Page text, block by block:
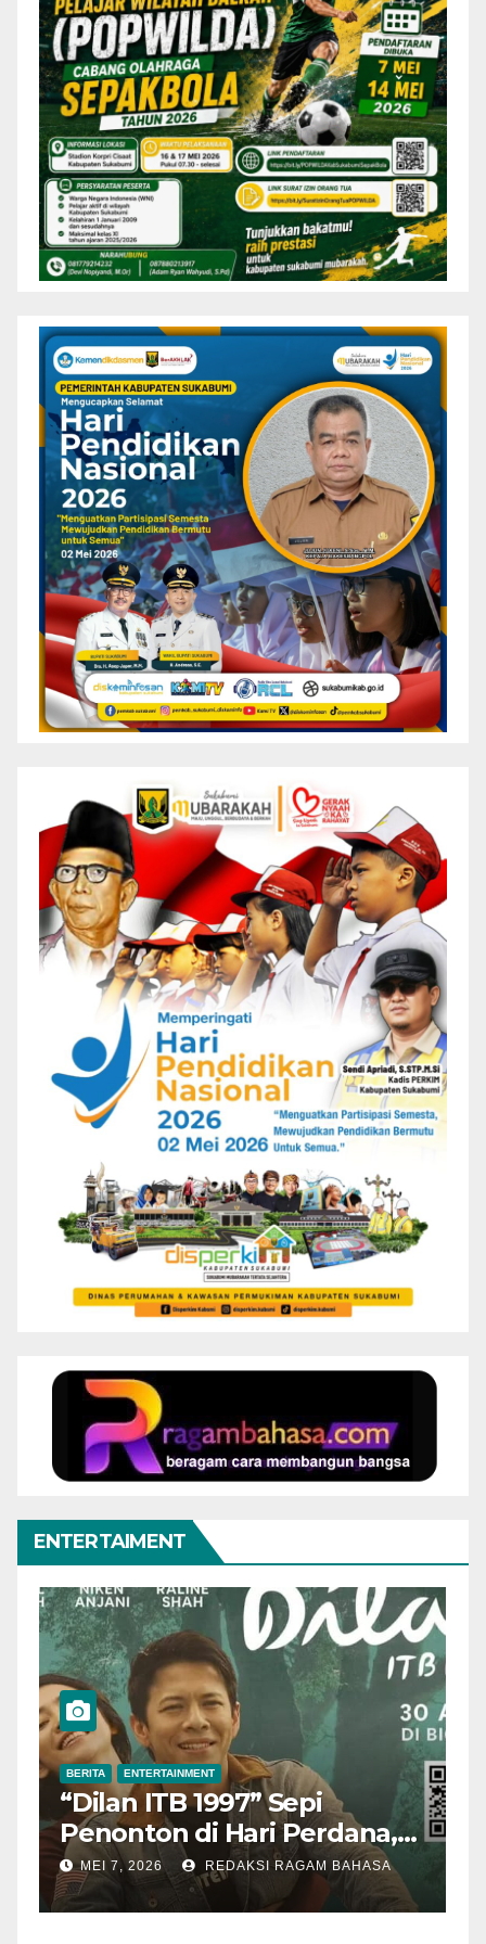
ENTERTAIMENT
BERITA ENTERTAINMENT
“Dilan ITB 1997” Sepi
Penonton di Hari Perdana,
Pengamat Nilai Cerita
Kurang Kuat
MEI 7, 2026 REDAKSI RAGAM BAHASA